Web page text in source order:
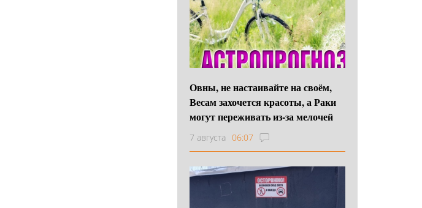
Овны, не настаивайте на своём,
Весам захочется красоты, а Раки
могут переживать из-за мелочей
7 августа 06:07